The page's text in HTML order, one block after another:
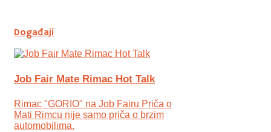
Događaji
Job Fair Mate Rimac Hot Talk
Rimac "GORIO" na Job Fairu Priča o
Mati Rimcu nije samo priča o brzim
automobilima.